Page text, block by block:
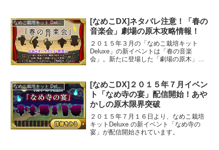
なめこ栽培キット Deluxe
[なめこDX]ネタバレ注意！「春の
音楽会」劇場の原木攻略情報！
２０１５年３月の「なめこ栽培キット
Deluxe」の新イベントは「春の音楽
会」。新たに登場した「劇場の原木」で
[なめこDX]２０１５年７月イベン
ト「なめ寺の宴」配信開始！あや
かしの原木限界突破
２０１５年７月１６日より、なめこ栽培
キットDeluxe の新イベント「なめ寺の
宴」が配信開始されています。